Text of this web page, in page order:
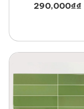
290,000₫₫